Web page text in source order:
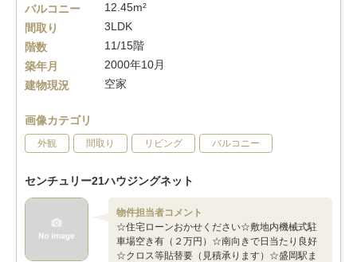
バルコニー
12.45m²
間取り
3LDK
階数
11/15階
築年月
2000年10月
建物現況
空家
画像カテゴリ
外観 間取り リビング バルコニー
センチュリー21ハウジングネット
物件担当者コメント
☆住宅ローンおかせください☆敷地内機械式駐
車場空き有（２万円）☆南向きで日当たり良好
☆クロス等貼替要（見積承ります）☆盛岡駅ま